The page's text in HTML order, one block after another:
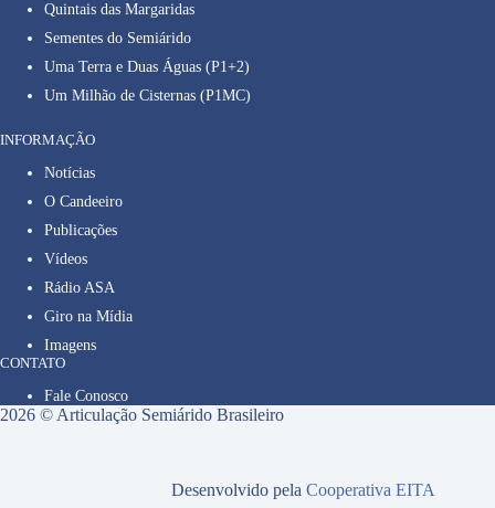
Quintais das Margaridas
Sementes do Semiárido
Uma Terra e Duas Águas (P1+2)
Um Milhão de Cisternas (P1MC)
INFORMAÇÃO
Notícias
O Candeeiro
Publicações
Vídeos
Rádio ASA
Giro na Mídia
Imagens
CONTATO
Fale Conosco
2026 © Articulação Semiárido Brasileiro
Desenvolvido pelaCooperativa EITA